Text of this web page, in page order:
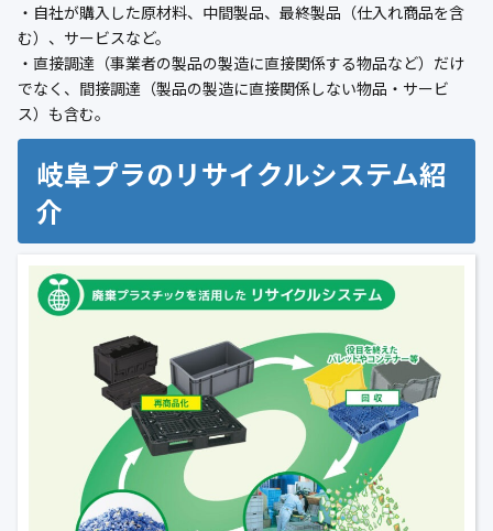
・自社が購入した原材料、中間製品、最終製品（仕入れ商品を含
む）、サービスなど。
・直接調達（事業者の製品の製造に直接関係する物品など）だけ
でなく、間接調達（製品の製造に直接関係しない物品・サービ
ス）も含む。
岐阜プラのリサイクルシステム紹
介